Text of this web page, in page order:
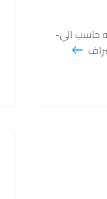
حاسب الي-